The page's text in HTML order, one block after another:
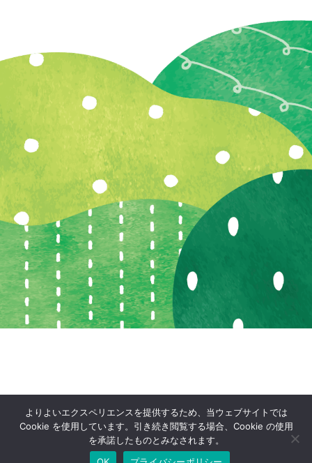
よりよいエクスペリエンスを提供するため、当ウェブサイトでは
Cookie を使用しています。引き続き閲覧する場合、Cookie の使用
を承諾したものとみなされます。